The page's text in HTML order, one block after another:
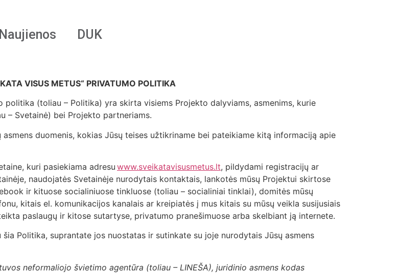
Naujienos DUK
VISUS METUS“ PRIVATUMO POLITIKA
politika (toliau – Politika) yra skirta visiems Projekto dalyviams, asmenims, kurie
– Svetainė) bei Projekto partneriams.
duomenis, kokias Jūsų teises užtikriname bei pateikiame kitą informaciją apie
kuri pasiekiama adresu www.sveikatavisusmetus.lt, pildydami registracijų ar
naudojatės Svetainėje nurodytais kontaktais, lankotės mūsų Projektui skirtose
ir kituose socialiniuose tinkluose (toliau – socialiniai tinklai), domitės mūsų
kitais el. komunikacijos kanalais ar kreipiatės į mus kitais su mūsų veikla susijusiais
paslaugų ir kitose sutartyse, privatumo pranešimuose arba skelbiant ją internete.
Politika, suprantate jos nuostatas ir sutinkate su joje nurodytais Jūsų asmens
neformaliojo švietimo agentūra (toliau – LINEŠA), juridinio asmens kodas